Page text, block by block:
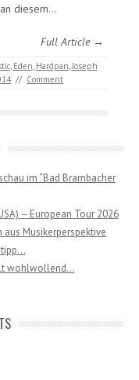
diesem…
Full Article →
, Eden, Hardpan,Joseph
// Comment
im “Bad Brambacher
– European Tour 2026
aus Musikerperspektive
wohlwollend…